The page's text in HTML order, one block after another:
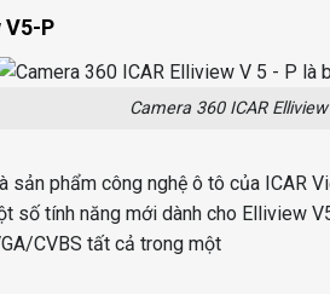
V5-P
Camera 360 ICAR
sản phẩm công nghệ ô tô của ICAR
số tính năng mới dành cho Elliview
CVBS tất cả trong một